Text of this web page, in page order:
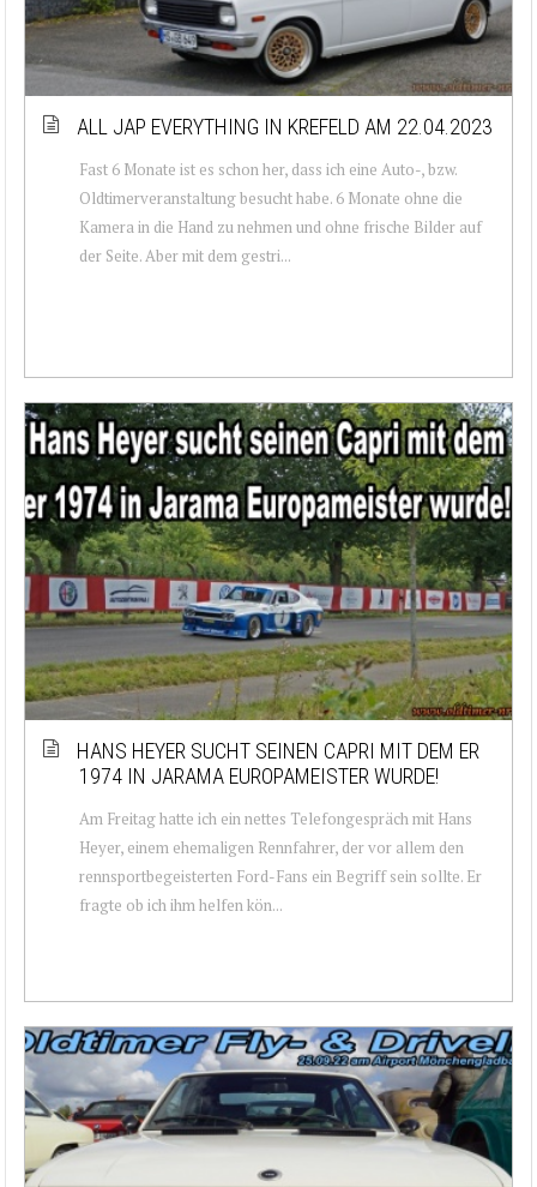
ALL JAP EVERYTHING IN KREFELD AM 22.04.2023
Fast 6 Monate ist es schon her, dass ich eine Auto-, bzw.
Oldtimerveranstaltung besucht habe. 6 Monate ohne die
Kamera in die Hand zu nehmen und ohne frische Bilder auf
der Seite. Aber mit dem gestri...
HANS HEYER SUCHT SEINEN CAPRI MIT DEM ER
1974 IN JARAMA EUROPAMEISTER WURDE!
Am Freitag hatte ich ein nettes Telefongespräch mit Hans
Heyer, einem ehemaligen Rennfahrer, der vor allem den
rennsportbegeisterten Ford-Fans ein Begriff sein sollte. Er
fragte ob ich ihm helfen kön...